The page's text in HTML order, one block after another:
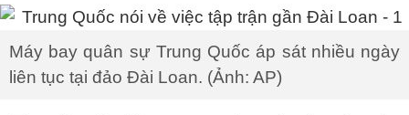
Máy bay quân sự Trung Quốc áp sát nhiều ngày
liên tục tại đảo Đài Loan. (Ảnh: AP)